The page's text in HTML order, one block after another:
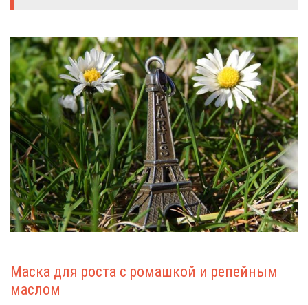
Маска для роста с ромашкой и репейным
маслом